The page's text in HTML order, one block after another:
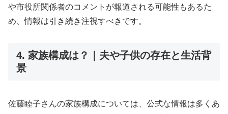
や市役所関係者のコメントが報道される可能性もあるた
め、情報は引き続き注視すべきです。
4. 家族構成は？｜夫や子供の存在と生活背
景
佐藤睦子さんの家族構成については、公式な情報は多くあ